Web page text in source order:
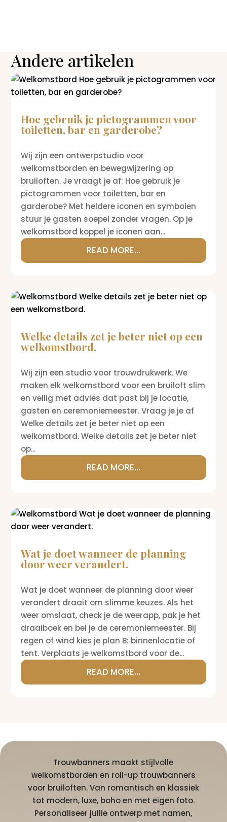
Andere artikelen
Hoe gebruik je pictogrammen voor
toiletten, bar en garderobe?
Wij zijn een ontwerpstudio voor
welkomstborden en bewegwijzering op
bruiloften. Je vraagt je af: Hoe gebruik je
pictogrammen voor toiletten, bar en
garderobe? Met heldere iconen en symbolen
stuur je gasten soepel zonder vragen. Op je
welkomstbord koppel je iconen aan...
READ MORE...
Welke details zet je beter niet op een
welkomstbord.
Wij zijn een studio voor trouwdrukwerk. We
maken elk welkomstbord voor een bruiloft slim
en veilig met advies dat past bij je locatie,
gasten en ceremoniemeester. Vraag je je af
Welke details zet je beter niet op een
welkomstbord. Welke details zet je beter niet
op...
READ MORE...
Wat je doet wanneer de planning
door weer verandert.
Wat je doet wanneer de planning door weer
verandert draait om slimme keuzes. Als het
weer omslaat, check je de weerapp, pak je het
draaiboek en bel je de ceremoniemeester. Bij
regen of wind kies je plan B: binnenlocatie of
tent. Verplaats je welkomstbord voor de...
READ MORE...
Trouwbanners maakt stijlvolle
welkomstborden en roll-up trouwbanners
voor bruiloften. Van romantisch en klassiek
tot modern, luxe, boho en met eigen foto.
Personaliseer jullie ontwerp met namen,